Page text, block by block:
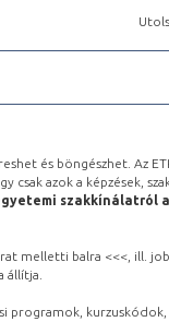
és böngészhet. Az
csak azok a képzések,
szakkínálatról a
melletti balra <<<, ill.
állítja.
programok,